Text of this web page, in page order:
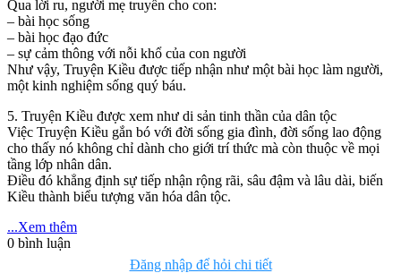
Qua lời ru, người mẹ truyền cho con:
– bài học sống
– bài học đạo đức
– sự cảm thông với nỗi khổ của con người
Như vậy, Truyện Kiều được tiếp nhận như một bài học làm người,
một kinh nghiệm sống quý báu.
5. Truyện Kiều được xem như di sản tinh thần của dân tộc
Việc Truyện Kiều gắn bó với đời sống gia đình, đời sống lao động
cho thấy nó không chỉ dành cho giới trí thức mà còn thuộc về mọi
tầng lớp nhân dân.
Điều đó khẳng định sự tiếp nhận rộng rãi, sâu đậm và lâu dài, biến
Kiều thành biểu tượng văn hóa dân tộc.
...Xem thêm
0 bình luận
Đăng nhập để hỏi chi tiết